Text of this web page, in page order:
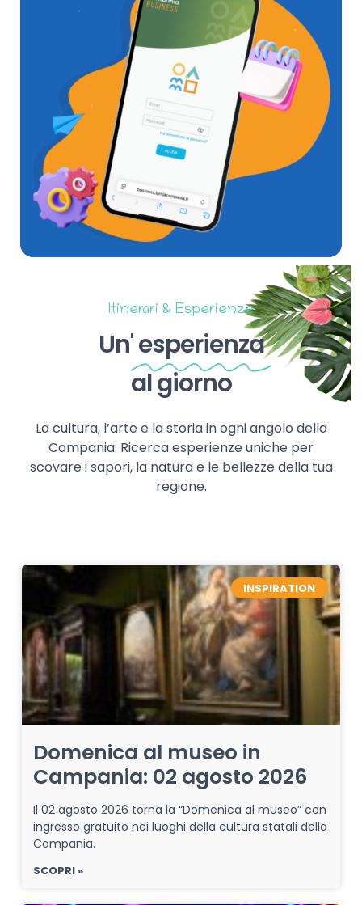
Itinerari & Esperienze
Un'esperienza
al giorno
La cultura, l’arte e la storia in ogni angolo della
Campania. Ricerca esperienze uniche per
scovare i sapori, la natura e le bellezze della tua
regione.
INSPIRATION
Domenica al museo in
Campania: 02 agosto 2026
Il 02 agosto 2026 torna la “Domenica al museo” con
ingresso gratuito nei luoghi della cultura statali della
Campania.
SCOPRI »